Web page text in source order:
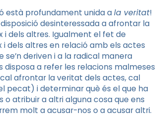
està profundament unida ala veritat!
desinteressada a afrontar la
dels altres. Igualment el fet de
dels altres en relació amb els actes
deriven i a la radical manera
disposa a refer les relacions malmeses
afrontar la veritat dels actes, cal
pecat) i determinar què és el que ha
o atribuir a altri alguna cosa que ens
molt a acusar-nos o a acusar altri.